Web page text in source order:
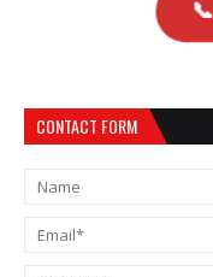
📞
CONTACT FORM